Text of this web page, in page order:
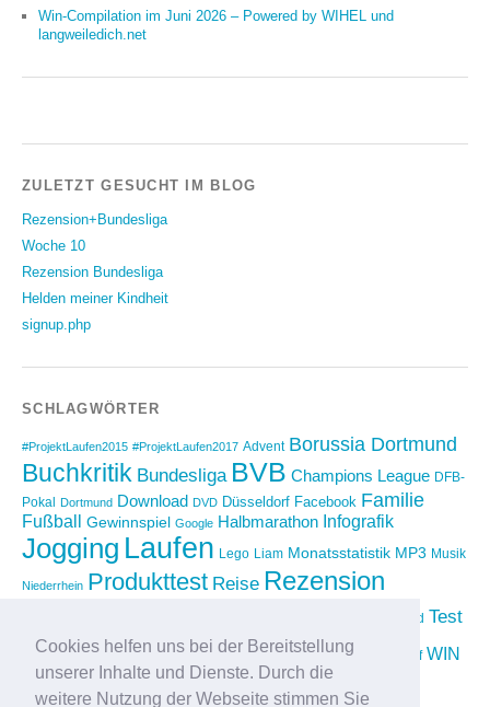
Cookies helfen uns bei der Bereitstellung
unserer Inhalte und Dienste. Durch die
weitere Nutzung der Webseite stimmen Sie
Win-Compilation im Juni 2026 – Powered by WIHEL und
langweiledich.net
ZULETZT GESUCHT IM BLOG
Rezension+Bundesliga
Woche 10
Rezension Bundesliga
Helden meiner Kindheit
signup.php
SCHLAGWÖRTER
#ProjektLaufen2015 #ProjektLaufen2017 Advent Borussia Dortmund
Buchkritik Bundesliga BVB Champions League DFB-
Pokal
Dortmund Download DVD Düsseldorf Facebook Familie
Fußball Gewinnspiel Google Halbmarathon Infografik
Jogging Laufen Lego Liam Monatsstatistik MP3 Musik
Niederrhein Produkttest Reise Rezension
sponsored Test
Twitter Urlaub Video vimeo Weihnachten Wettkampf WIN
Compilation
YouTube